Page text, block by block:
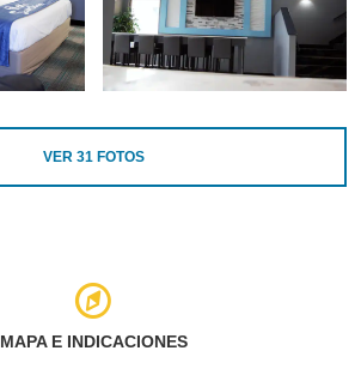
VER 31FOTOS
MAPA E INDICACIONES